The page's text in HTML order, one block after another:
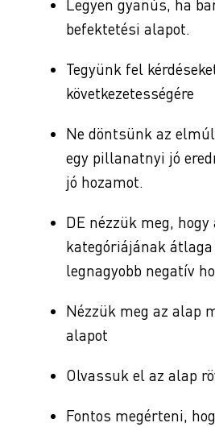
Legyen gyanús, ha
befektetési alapot.
Tegyünk fel
következetességére
Ne döntsünk az
egy pillanatnyi jó
jó hozamot.
DE nézzük meg,
kategóriájának
legnagyobb negatív
Nézzük meg az alap
alapot
Olvassuk el az alap
Fontos megérteni,